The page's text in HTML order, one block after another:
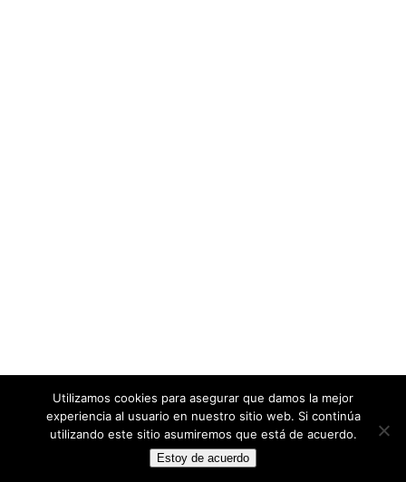
Utilizamos cookies para asegurar que damos la mejor
experiencia al usuario en nuestro sitio web. Si continúa
utilizando este sitio asumiremos que está de acuerdo.
Estoy de acuerdo